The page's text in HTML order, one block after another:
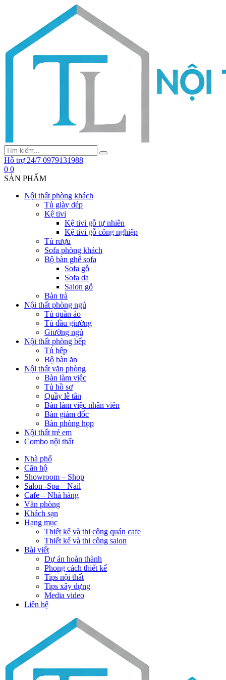
Hỗ trợ 24/7 0979131988
0 0
SẢN PHẨM
Nội thất phòng khách
Tủ giày dép
Kệ tivi
Kệ tivi gỗ tự nhiên
Kệ tivi gỗ công nghiệp
Tủ rượu
Sofa phòng khách
Bộ bàn ghế sofa
Sofa gỗ
Sofa da
Salon gỗ
Bàn trà
Nội thất phòng ngủ
Tủ quần áo
Tủ đầu giường
Giường ngủ
Nội thất phòng bếp
Tủ bếp
Bộ bàn ăn
Nội thất văn phòng
Bàn làm việc
Tủ hồ sơ
Quầy lễ tân
Bàn làm việc nhân viên
Bàn giám đốc
Bàn phòng họp
Nội thất trẻ em
Combo nội thất
Nhà phố
Căn hộ
Showroom – Shop
Salon -Spa – Nail
Cafe – Nhà hàng
Văn phòng
Khách sạn
Hạng mục
Thiết kế và thi công quán cafe
Thiết kế và thi công salon
Bài viết
Dự án hoàn thành
Phong cách thiết kế
Tips nội thất
Tips xây dựng
Media video
Liên hệ